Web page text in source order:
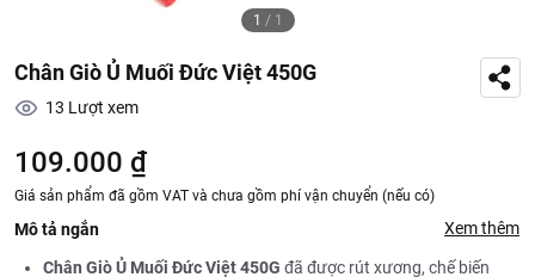
1 / 1
Chân Giò Ủ Muối Đức Việt 450G
13 Lượt xem
109.000 ₫
Giá sản phẩm đã gồm VAT và chưa gồm phí vận chuyển (nếu có)
Mô tả ngắn Xem thêm
Chân Giò Ủ Muối Đức Việt 450G đã được rút xương, chế biến